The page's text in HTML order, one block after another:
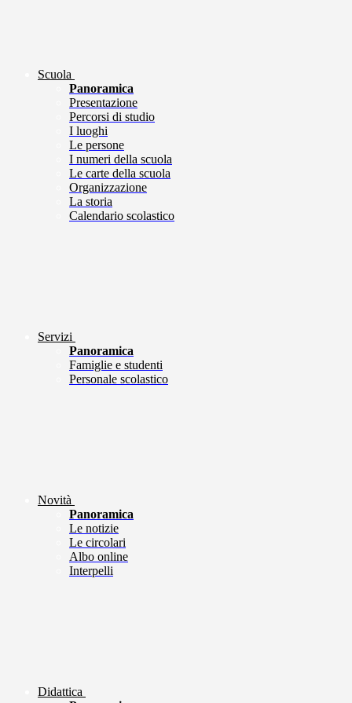
Scuola
Panoramica
Presentazione
Percorsi di studio
I luoghi
Le persone
I numeri della scuola
Le carte della scuola
Organizzazione
La storia
Calendario scolastico
Servizi
Panoramica
Famiglie e studenti
Personale scolastico
Novità
Panoramica
Le notizie
Le circolari
Albo online
Interpelli
Didattica